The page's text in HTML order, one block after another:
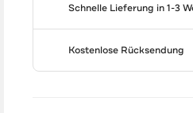
Schnelle Lieferung in 1-3
Kostenlose Rücksendung